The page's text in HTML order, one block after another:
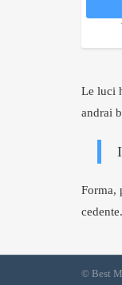
Le luci
andrai
Forma,
© Best